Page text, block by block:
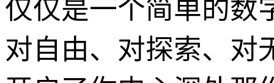
仅仅是一个简单的数
对自由、对探索、对